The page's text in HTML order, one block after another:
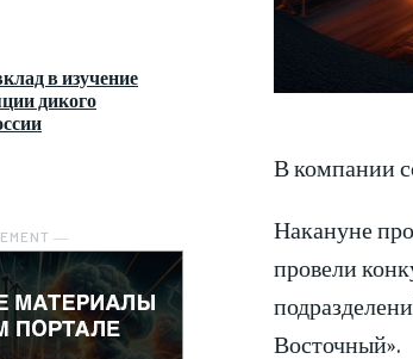
в изучение
дикого
―
В компании
Накануне
провели
Восточный».